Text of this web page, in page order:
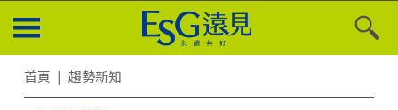
首頁 趨勢新知